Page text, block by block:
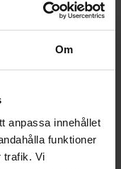
Om
anpassa innehållet
funktioner
trafik. Vi
EST White/Navy S